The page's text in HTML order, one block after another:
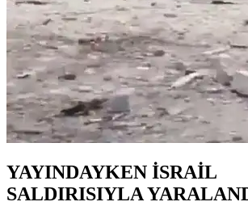
YAYINDAYKEN İSRAİL
SALDIRISIYLA